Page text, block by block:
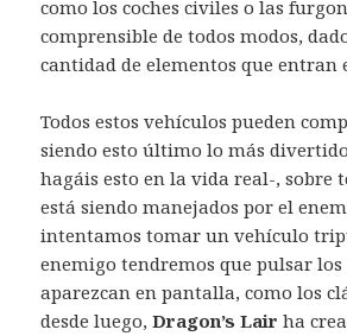
como los coches civiles o las
comprensible de todos modos,
cantidad de elementos que entran
Todos estos vehículos pueden
siendo esto último lo más
hagáis esto en la vida real-, sobre
está siendo manejados por el
intentamos tomar un vehículo
enemigo tendremos que pulsar los
aparezcan en pantalla, como los
desde luego,Dragon’s Lair ha